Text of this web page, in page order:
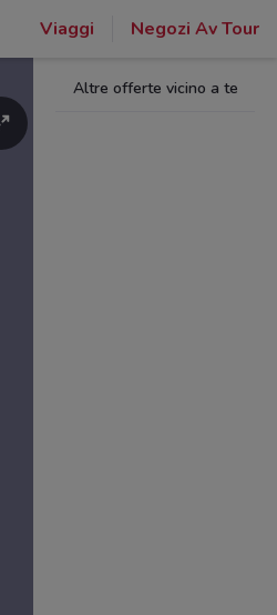
Viaggi Negozi Av Tour
Altre offerte vicino a te